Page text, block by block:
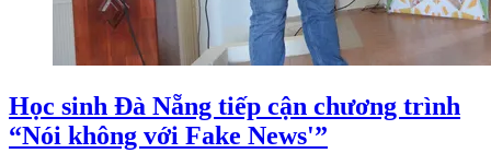
Học sinh Đà Nẵng tiếp cận chương trình
“Nói không với Fake News'”